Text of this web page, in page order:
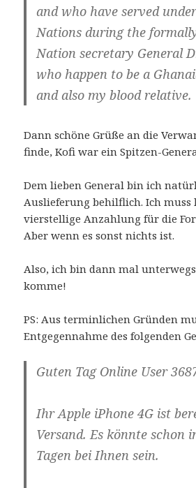
and who have served
Nations during the
Nation secretary General
who happen to be a
and also my blood relative.
Dann schöne Grüße an die
finde, Kofi war ein Spitzen-
Dem lieben General bin ich
Auslieferung behilflich. Ich muss
vierstellige Anzahlung für die
Aber wenn es sonst nichts ist.
Also, ich bin dann mal
komme!
PS: Aus terminlichen Gründen
Entgegennahme des folgenden
Guten Tag Online User
Ihr Apple iPhone 4G ist
Versand. Es könnte schon
Tagen bei Ihnen sein.